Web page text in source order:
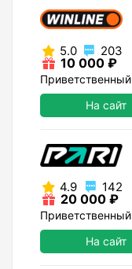
5.0 203
10 000 ₽
Приветственный
На сайт
4.9 142
20 000 ₽
Приветственный
На сайт